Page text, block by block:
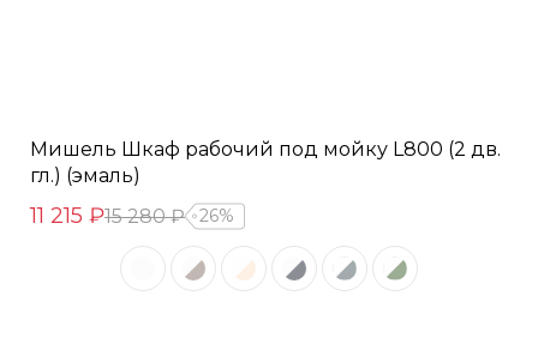
Мишель Шкаф рабочий под мойку L800 (2 дв.
гл.) (эмаль)
11 215 ₽15 280 ₽ 26%